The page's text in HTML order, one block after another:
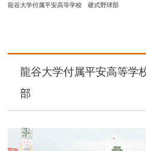
龍谷大学付属平安高等学校 硬式野球部
龍谷大学付属平安高等
部